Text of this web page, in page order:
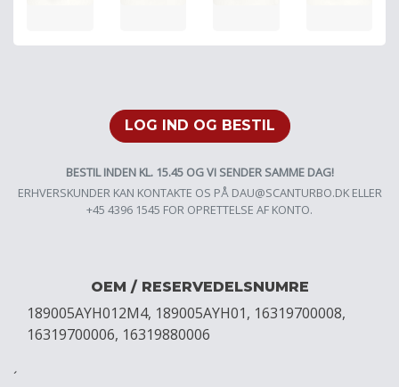
LOG IND OG BESTIL
BESTIL INDEN KL. 15.45 OG VI SENDER SAMME DAG!
ERHVERSKUNDER KAN KONTAKTE OS PÅ DAU@SCANTURBO.DKELLER
+45 4396 1545 FOR OPRETTELSE AF KONTO.
OEM / RESERVEDELSNUMRE
189005AYH012M4, 189005AYH01, 16319700008,
16319700006, 16319880006
´